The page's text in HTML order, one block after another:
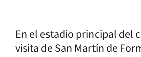
En el estadio principal del
visita de San Martín de